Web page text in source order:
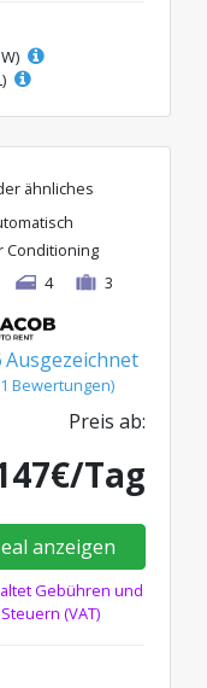
ähnliches
Conditioning
4 3
Ausgezeichnet
Bewertungen)
Preis ab:
Tag
anzeigen
Gebühren und
Steuern (VAT)